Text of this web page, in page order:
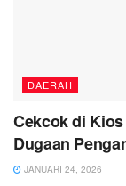
DAERAH
Cekcok di
Dugaan
JANUARI 24, 2026